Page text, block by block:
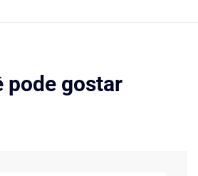
pode gostar